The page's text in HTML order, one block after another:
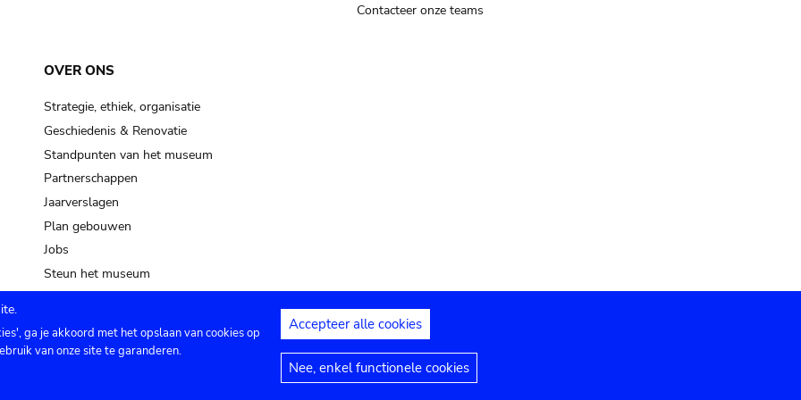
Contacteer onze teams
OVER ONS
Strategie, ethiek, organisatie
Geschiedenis & Renovatie
Standpunten van het museum
Partnerschappen
Jaarverslagen
Plan gebouwen
Jobs
Steun het museum
Privacy instellingen Juridische mededelingen
ga je akkoord met het opslaan van cookies op
van onze site te garanderen.
Accepteer alle cookies
Nee, enkel functionele cookies